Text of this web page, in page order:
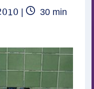
Temps
30min